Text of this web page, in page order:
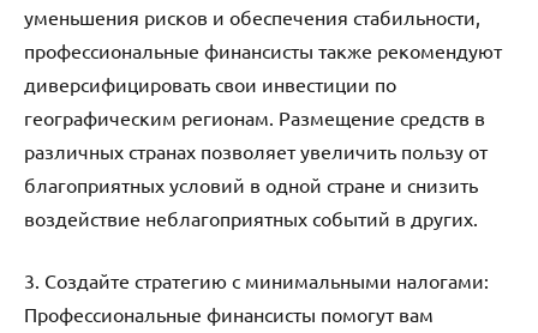
уменьшения рисков и обеспечения стабильности,
профессиональные финансисты также рекомендуют
диверсифицировать свои инвестиции по
географическим регионам. Размещение средств в
различных странах позволяет увеличить пользу от
благоприятных условий в одной стране и снизить
воздействие неблагоприятных событий в других.
3. Создайте стратегию с минимальными налогами:
Профессиональные финансисты помогут вам